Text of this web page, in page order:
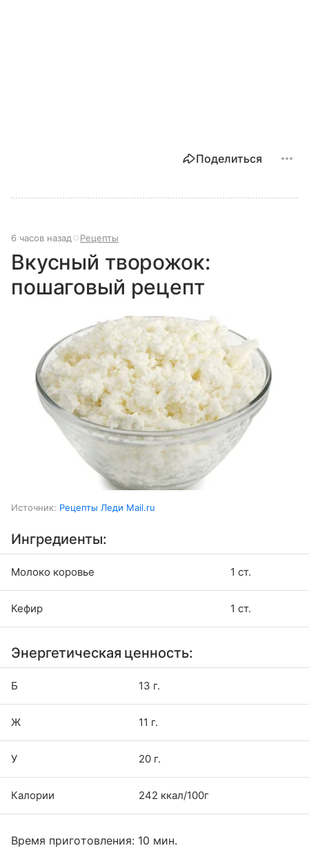
Поделиться
6 часов назад Рецепты
Вкусный творожок:
пошаговый рецепт
Источник: Рецепты Леди Mail.ru
Ингредиенты:
Молоко коровье 1 ст.
Кефир 1 ст.
Энергетическая ценность:
Б 13 г.
Ж 11 г.
У 20 г.
Калории 242 ккал/100г
Время приготовления: 10 мин.